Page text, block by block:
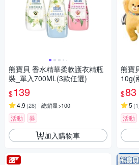
熊寶貝 香水精華柔軟護衣精瓶
裝_單入700ML(3款任選)
$139
4.9 (28) 總銷量>100
活動 券
加入購物車
熊寶
10g(
白麝香)
$83
5 (1
活動